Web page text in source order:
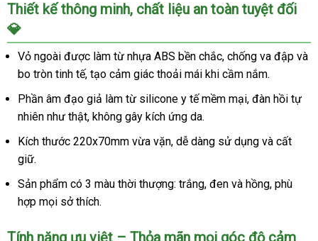
Thiết kế thông minh, chất liệu an toàn tuyệt đối
💎
Vỏ ngoài được làm từ nhựa ABS bền chắc, chống va đập và
bo tròn tinh tế, tạo cảm giác thoải mái khi cầm nắm.
Phần âm đạo giả làm từ silicone y tế mềm mại, đàn hồi tự
nhiên như thật, không gây kích ứng da.
Kích thước 220x70mm vừa vặn, dễ dàng sử dụng và cất
giữ.
Sản phẩm có 3 màu thời thượng: trắng, đen và hồng, phù
hợp mọi sở thích.
Tính năng ưu việt – Thỏa mãn mọi góc độ cảm